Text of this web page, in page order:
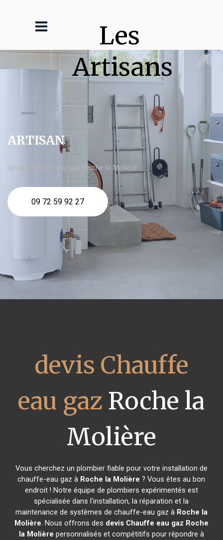
Les
Artisans
ARTISAN
devis Chauffe eau gaz Roche la Molière
09 72 59 92 27
devis Chauffe
eau gaz Roche la
Molière
Vous cherchez un plombier fiable pour votre installation de
chauffe-eau gaz à Roche la Molière ? Vous êtes au bon
endroit ! Notre équipe de plombiers expérimentés est
spécialisée dans l'installation, la réparation et la
maintenance de systèmes de chauffe-eau gaz à Roche la
Molière. Nous offrons des devis Chauffe eau gaz Roche
la Molière personnalisés et compétitifs pour répondre à